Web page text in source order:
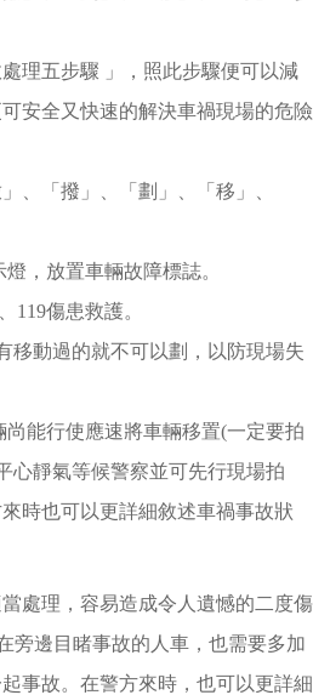
理五步驟 」，照此步驟便可以減
安全又快速的解決車禍現場的危險
、「撥」、「劃」、「移」、
，放置車輛故障標誌。
119傷患救護。
移動過的就不可以劃，以防現場失
尚能行使應速將車輛移置(一定要拍
心靜氣等候警察並可先行現場拍
時也可以更詳細敘述車禍事故狀
處理，容易造成令人遺憾的二度傷
旁邊目睹事故的人車，也需要多加
事故。在警方來時，也可以更詳細